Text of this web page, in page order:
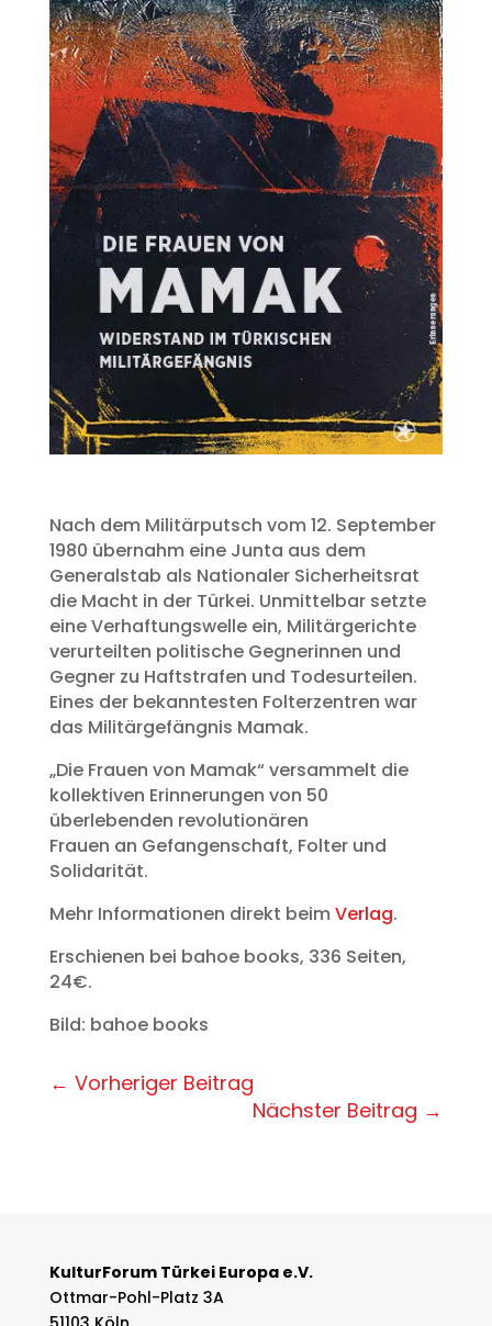
Nach dem Militärputsch vom 12. September
1980 übernahm eine Junta aus dem
Generalstab als Nationaler Sicherheitsrat
die Macht in der Türkei. Unmittelbar setzte
eine Verhaftungswelle ein, Militärgerichte
verurteilten politische Gegnerinnen und
Gegner zu Haftstrafen und Todesurteilen.
Eines der bekanntesten Folterzentren war
das Militärgefängnis Mamak.
„Die Frauen von Mamak“ versammelt die
kollektiven Erinnerungen von 50
überlebenden revolutionären
Frauen an Gefangenschaft, Folter und
Solidarität.
Mehr Informationen direkt beim Verlag.
Erschienen bei bahoe books, 336 Seiten,
24€.
Bild: bahoe books
← Vorheriger Beitrag
Nächster Beitrag →
KulturForum Türkei Europa e.V.
Ottmar-Pohl-Platz 3A